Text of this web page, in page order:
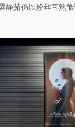
静茹仍以粉丝耳熟